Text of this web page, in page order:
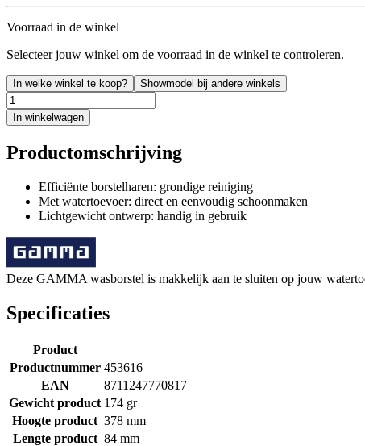
Voorraad in de winkel
Selecteer jouw winkel om de voorraad in de winkel te controleren.
In welke winkel te koop? Showmodel bij andere winkels
In winkelwagen
Productomschrijving
Efficiënte borstelharen: grondige reiniging
Met watertoevoer: direct en eenvoudig schoonmaken
Lichtgewicht ontwerp: handig in gebruik
Deze GAMMA wasborstel is makkelijk aan te sluiten op jouw
Specificaties
Product
Productnummer 453616
EAN
8711247770817
Gewicht product 174 gr
Hoogte product 378 mm
Lengte product 84 mm